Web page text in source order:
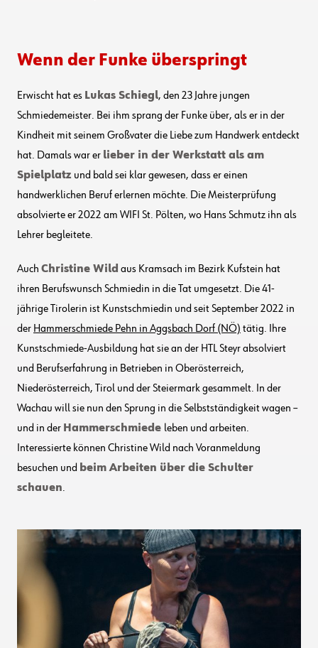
Wenn der Funke überspringt
Erwischt hat es Lukas Schiegl, den 23 Jahre jungen
Schmiedemeister. Bei ihm sprang der Funke über, als er in der
Kindheit mit seinem Großvater die Liebe zum Handwerk entdeckt
hat. Damals war er lieber in der Werkstatt als am
Spielplatz und bald sei klar gewesen, dass er einen
handwerklichen Beruf erlernen möchte. Die Meisterprüfung
absolvierte er 2022 am WIFI St. Pölten, wo Hans Schmutz ihn als
Lehrer begleitete.
Auch Christine Wild aus Kramsach im Bezirk Kufstein hat
ihren Berufswunsch Schmiedin in die Tat umgesetzt. Die 41-
jährige Tirolerin ist Kunstschmiedin und seit September 2022 in
der Hammerschmiede Pehn in Aggsbach Dorf (NÖ) tätig. Ihre
Kunstschmiede-Ausbildung hat sie an der HTL Steyr absolviert
und Berufserfahrung in Betrieben in Oberösterreich,
Niederösterreich, Tirol und der Steiermark gesammelt. In der
Wachau will sie nun den Sprung in die Selbstständigkeit wagen –
und in der Hammerschmiede leben und arbeiten.
Interessierte können Christine Wild nach Voranmeldung
besuchen und beim Arbeiten über die Schulter
schauen.